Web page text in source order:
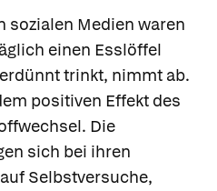
sozialen Medien waren
einen Esslöffel
trinkt, nimmt ab.
positiven Effekt des
Die
sich bei ihren
Selbstversuche,